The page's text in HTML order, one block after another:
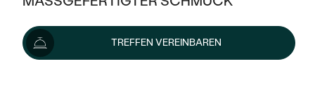
KLASSISCH
MIT MEHREREN DIAMANTEN
HALO
AUSVERKAUF
WENN SCHMUCK HILFT
PLATIN
GOLD
SILBER
AUSVERKAUF
TREFFEN VEREINBAREN
734 €
Lieferoptionen